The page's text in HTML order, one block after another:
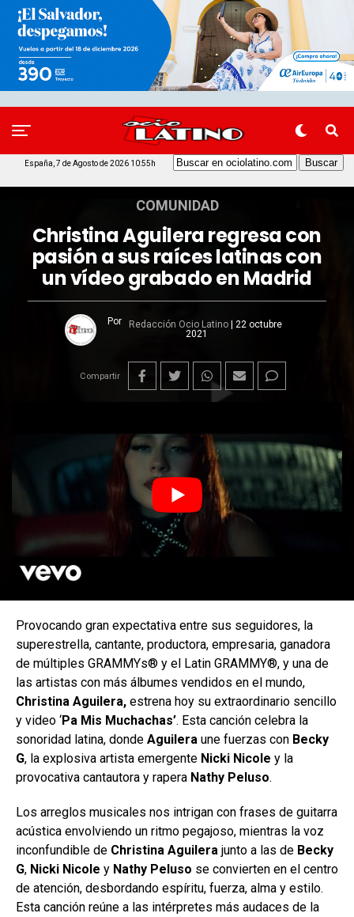
España, 7 de Agosto de 2026 10:55h
COMUNIDAD
Christina Aguilera regresa con
pasión a sus raíces latinas con
un vídeo grabado en Madrid
Por Redacción Ocio Latino
22 octubre
2021
Compartir
Provocando gran expectativa entre sus seguidores, la
superestrella, cantante, productora, empresaria, ganadora
de múltiples GRAMMYs® y el Latin GRAMMY®, y una de
las artistas con más álbumes vendidos en el mundo,
Christina Aguilera, estrena hoy su extraordinario sencillo
y video ‘Pa Mis Muchachas’. Esta canción celebra la
sonoridad latina, donde Aguilera une fuerzas con Becky
G, la explosiva artista emergente Nicki Nicole y la
provocativa cantautora y rapera Nathy Peluso.
Los arreglos musicales nos intrigan con frases de guitarra
acústica envolviendo un ritmo pegajoso, mientras la voz
inconfundible de Christina Aguilera junto a las de Becky
G, Nicki Nicole y Nathy Peluso se convierten en el centro
de atención, desbordando espíritu, fuerza, alma y estilo.
Esta canción reúne a las intérpretes más audaces de la